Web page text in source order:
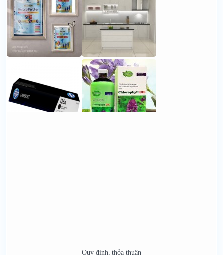
Quy định, thỏa thuận